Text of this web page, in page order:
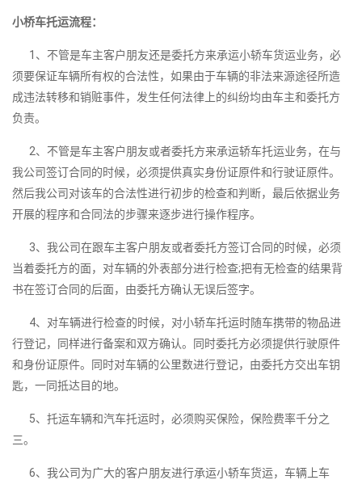
小桥车托运流程：
1、不管是车主客户朋友还是委托方来承运小轿车货运业务，必
须要保证车辆所有权的合法性，如果由于车辆的非法来源途径所造
成违法转移和销赃事件，发生任何法律上的纠纷均由车主和委托方
负责。
2、不管是车主客户朋友或者委托方来承运轿车托运业务，在与
我公司签订合同的时候，必须提供真实身份证原件和行驶证原件。
然后我公司对该车的合法性进行初步的检查和判断，最后依据业务
开展的程序和合同法的步骤来逐步进行操作程序。
3、我公司在跟车主客户朋友或者委托方签订合同的时候，必须
当着委托方的面，对车辆的外表部分进行检查;把有无检查的结果背
书在签订合同的后面，由委托方确认无误后签字。
4、对车辆进行检查的时候，对小轿车托运时随车携带的物品进
行登记，同样进行备案和双方确认。同时委托方必须提供行驶原件
和身份证原件。同时对车辆的公里数进行登记，由委托方交出车钥
匙，一同抵达目的地。
5、托运车辆和汽车托运时，必须购买保险，保险费率千分之
三。
6、我公司为广大的客户朋友进行承运小轿车货运，车辆上车